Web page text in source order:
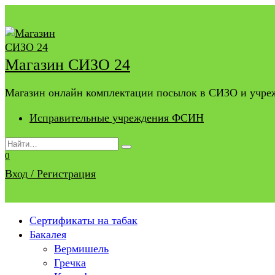
к
содержанию
Магазин СИЗО 24
Магазин онлайн комплектации посылок в СИЗО и
Исправительные учреждения ФСИН
Search
for:
0
Вход / Регистрация
Сертификаты на табак
Бакалея
Вермишель
Гречка